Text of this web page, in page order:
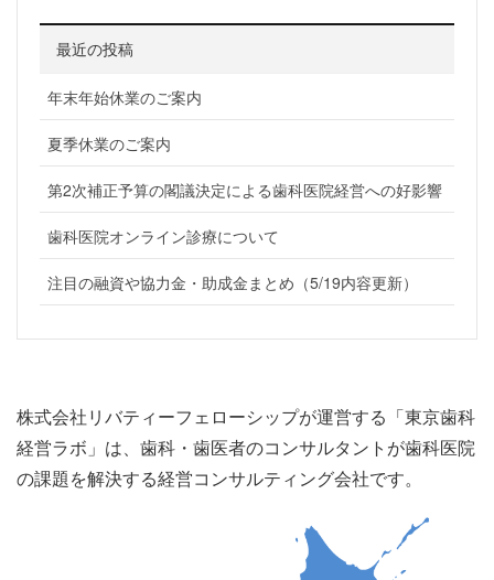
最近の投稿
年末年始休業のご案内
夏季休業のご案内
第2次補正予算の閣議決定による歯科医院経営への好影響
歯科医院オンライン診療について
注目の融資や協力金・助成金まとめ（5/19内容更新）
株式会社リバティーフェローシップが運営する「東京歯科
経営ラボ」は、歯科・歯医者のコンサルタントが歯科医院
の課題を解決する経営コンサルティング会社です。